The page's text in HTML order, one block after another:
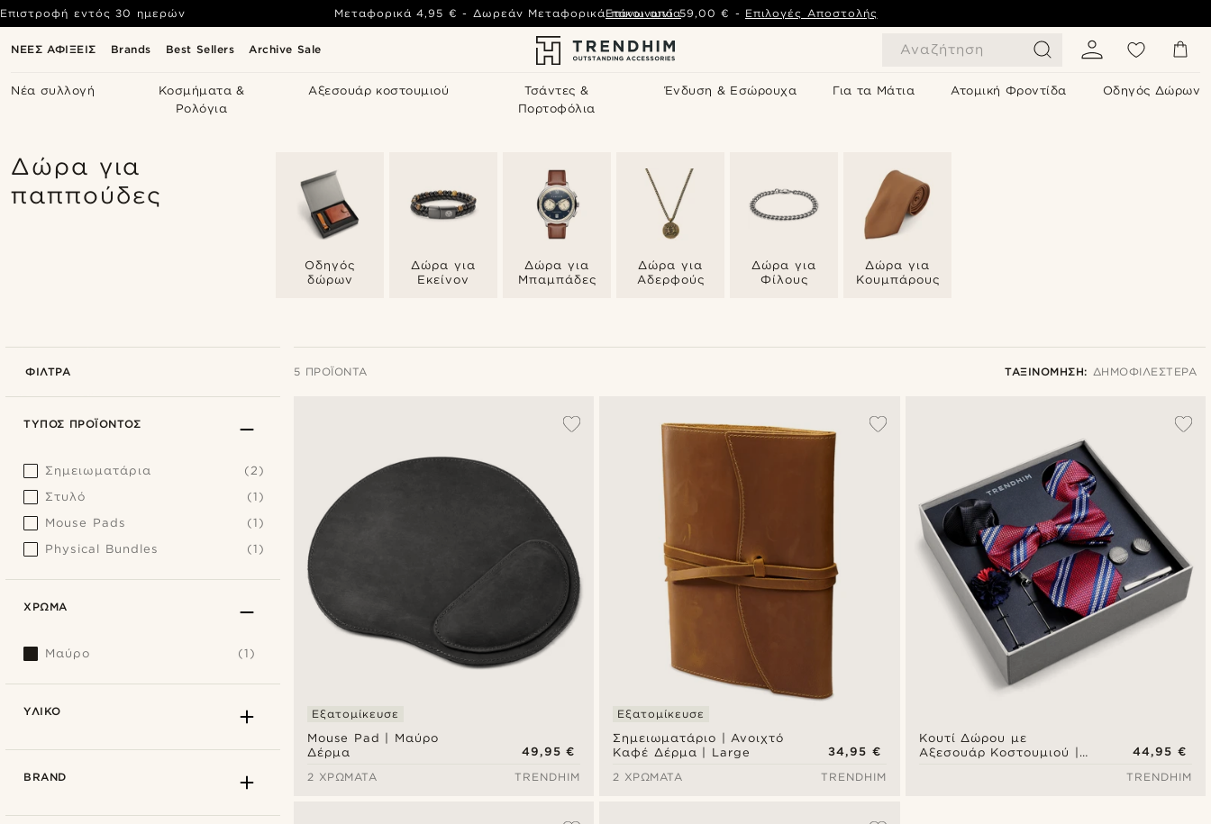
ΝΕΕΣ ΑΦΙΞΕΙΣ Brands Best Sellers Archive Sale Αναζήτηση
Νέα συλλογή
Κοσμήματα &
Ρολόγια
Αξεσουάρ κοστουμιού
Τσάντες &
Πορτοφόλια
Ένδυση & Εσώρουχα Για τα Μάτια Ατομική Φροντίδα Οδηγός Δώρων
Επιστροφή εντός 30 ημερών Μεταφορικά 4,95 € - Δωρεάν Μεταφορικά πάνω από59,00 € - Επιλογές Αποστολής
Επικοινωνία
Δώρα για
παππούδες
Οδηγός
δώρων
Δώρα για
Εκείνον
Δώρα για
Μπαμπάδες
Δώρα για
Αδερφούς
Δώρα για
Φίλους
Δώρα για
Κουμπάρους
ΦΊΛΤΡΑ 5 ΠΡΟΪΌΝΤΑ ΤΑΞΙΝΌΜΗΣΗ: ΔΗΜΟΦΙΛΈΣΤΕΡΑ
Πιο καινούρια
Φθηνότερα
Ακριβότερα
Mouse Pad | Μαύρο
Δέρμα
Εξατομίκευσε
49,95 €
2 ΧΡΏΜΑΤΑ
TRENDHIM
Σημειωματάριο | Ανοιχτό
Καφέ Δέρμα | Large
Εξατομίκευσε
34,95 €
2 ΧΡΏΜΑΤΑ
TRENDHIM
Κουτί Δώρου με
Αξεσουάρ Κοστουμιού |
44,95 €
TRENDHIM
ΤΎΠΟΣ ΠΡΟΪΌΝΤΟΣ
Σημειωματάρια
(2)
Στυλό
(1)
Mouse Pads
(1)
Physical Bundles
(1)
ΧΡΏΜΑ
Μαύρο (1)
ΥΛΙΚΌ
BRAND